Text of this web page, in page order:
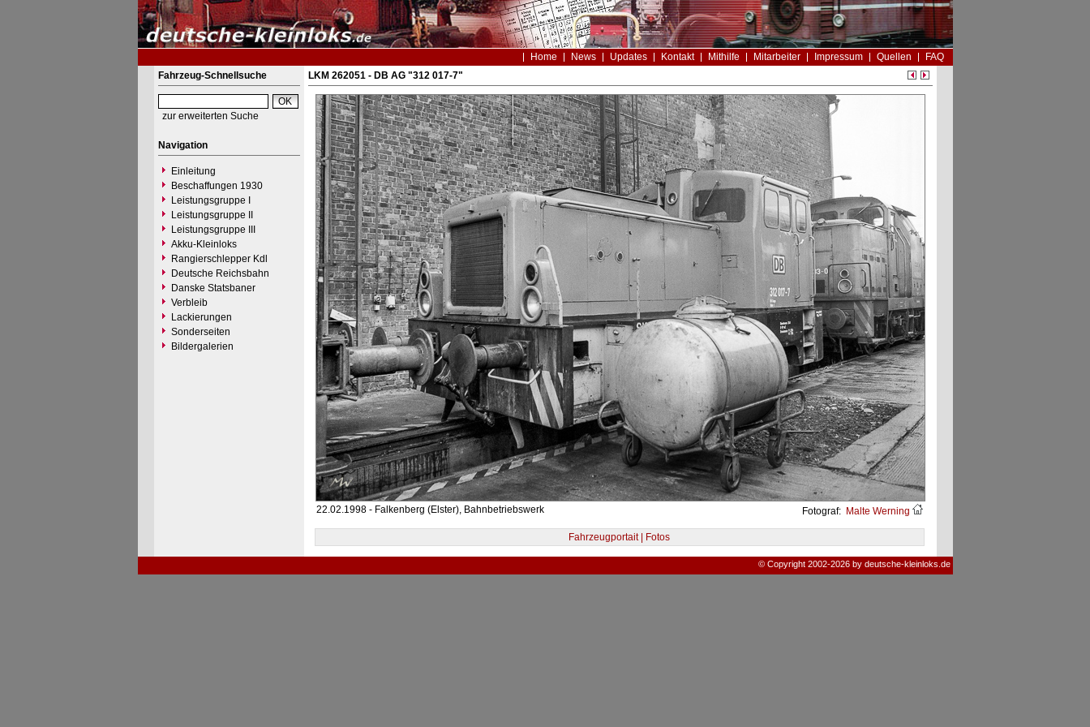
Home News Updates Kontakt Mithilfe Mitarbeiter Impressum Quellen
FAQ
Fahrzeug-Schnellsuche
zur erweiterten Suche
Navigation
Einleitung
Beschaffungen 1930
Leistungsgruppe I
Leistungsgruppe II
Leistungsgruppe III
Akku-Kleinloks
Rangierschlepper Kdl
Deutsche Reichsbahn
Danske Statsbaner
Verbleib
Lackierungen
Sonderseiten
Bildergalerien
LKM 262051 - DB AG "312 017-7"
22.02.1998 - Falkenberg (Elster), Bahnbetriebswerk Fotograf: Malte Werning
Fahrzeugportait | Fotos
© Copyright 2002-2026 by deutsche-kleinloks.de